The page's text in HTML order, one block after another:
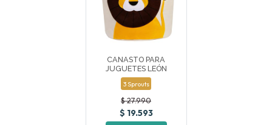
CANASTO PARA
JUGUETES LEÓN
3 Sprouts
$ 27.990
$ 19.593